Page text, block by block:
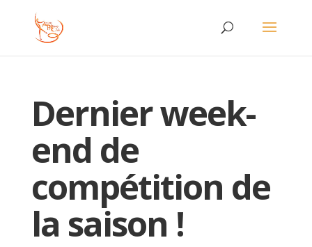
Dernier week-
end de
compétition de
la saison !